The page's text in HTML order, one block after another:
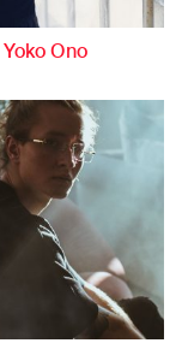
Yoko Ono